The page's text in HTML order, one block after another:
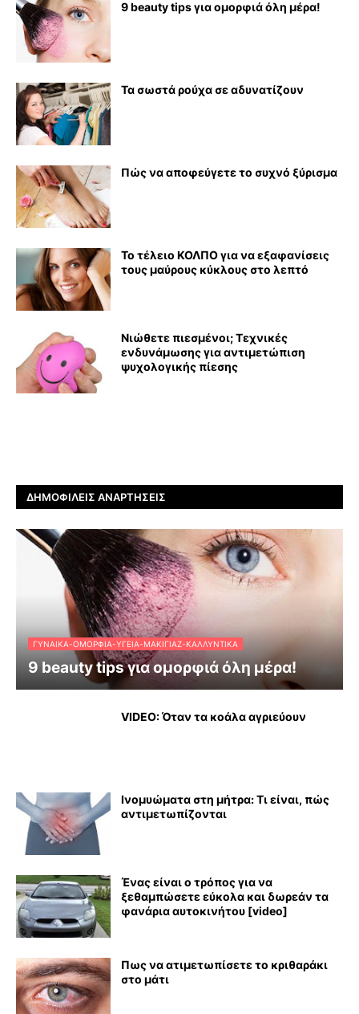
9 beauty tips για ομορφιά όλη μέρα!
Τα σωστά ρούχα σε αδυνατίζουν
Πώς να αποφεύγετε το συχνό ξύρισμα
Το τέλειο ΚΟΛΠΟ για να εξαφανίσεις
τους μαύρους κύκλους στο λεπτό
Νιώθετε πιεσμένοι; Τεχνικές
ενδυνάμωσης για αντιμετώπιση
ψυχολογικής πίεσης
ΔΗΜΟΦΙΛΕΊΣ ΑΝΑΡΤΉΣΕΙΣ
ΓΥΝΑΊΚΑ-ΟΜΟΡΦΙΆ-ΥΓΕΊΑ-ΜΑΚΙΓΙΆΖ-ΚΑΛΛΥΝΤΙΚΆ
9 beauty tips για ομορφιά όλη μέρα!
VIDEO: Όταν τα κοάλα αγριεύουν
Ινομυώματα στη μήτρα: Τι είναι, πώς
αντιμετωπίζονται
Ένας είναι ο τρόπος για να
ξεθαμπώσετε εύκολα και δωρεάν τα
φανάρια αυτοκινήτου [video]
Πως να ατιμετωπίσετε το κριθαράκι
στο μάτι